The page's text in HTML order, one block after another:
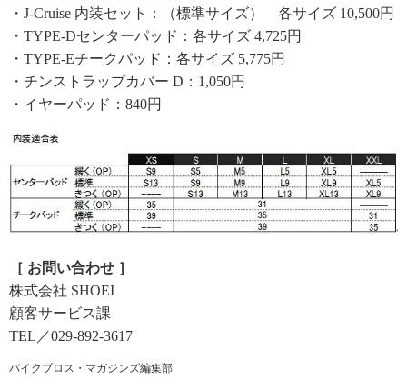
・J-Cruise 内装セット：（標準サイズ） 各サイズ 10,500円
・TYPE-Dセンターパッド：各サイズ 4,725円
・TYPE-Eチークパッド：各サイズ 5,775円
・チンストラップカバー D：1,050円
・イヤーパッド：840円
［ お問い合わせ ］
株式会社 SHOEI
顧客サービス課
TEL／029-892-3617
バイクブロス・マガジンズ編集部